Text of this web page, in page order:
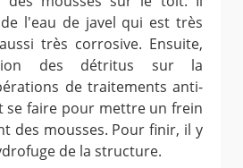
l'eau de javel qui est très
très corrosive. Ensuite,
des détritus sur la
de traitements anti-
se faire pour mettre un frein
des mousses. Pour finir, il y
de la structure.